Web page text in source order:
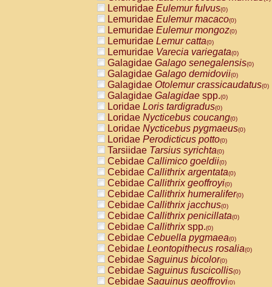
Lemuridae Eulemur fulvus(0)
Lemuridae Eulemur macaco(0)
Lemuridae Eulemur mongoz(0)
Lemuridae Lemur catta(0)
Lemuridae Varecia variegata(0)
Galagidae Galago senegalensis(0)
Galagidae Galago demidovii(0)
Galagidae Otolemur crassicaudatus(0)
Galagidae Galagidae spp.(0)
Loridae Loris tardigradus(0)
Loridae Nycticebus coucang(0)
Loridae Nycticebus pygmaeus(0)
Loridae Perodicticus potto(0)
Tarsiidae Tarsius syrichta(0)
Cebidae Callimico goeldii(0)
Cebidae Callithrix argentata(0)
Cebidae Callithrix geoffroyi(0)
Cebidae Callithrix humeralifer(0)
Cebidae Callithrix jacchus(0)
Cebidae Callithrix penicillata(0)
Cebidae Callithrixspp.(0)
Cebidae Cebuella pygmaea(0)
Cebidae Leontopithecus rosalia(0)
Cebidae Saguinus bicolor(0)
Cebidae Saguinus fuscicollis(0)
Cebidae Saguinus geoffroyi(0)